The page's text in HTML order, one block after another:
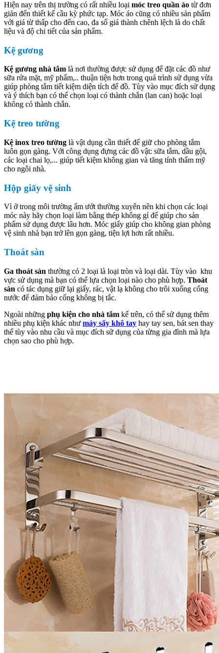
Hiện nay trên thị trường có rất nhiều loại móc treo quần áo từ đơn
giản đến thiết kế cầu kỳ phức tạp. Móc áo cũng có nhiều sản phẩm
với giá từ thấp cho đến cao, đa số giá thành chênh lệch là do chất
liệu và độ chi tiết của sản phẩm.
Kệ gương
Kệ gương nhà tắm là nơi thường được sử dụng để đặt các đồ như
sữa rửa mặt, mỹ phẩm,.. thuận tiện hơn trong quá trình sử dụng vừa
giúp phòng tắm tiết kiệm diện tích để đồ. Tùy vào mục đích sử dụng
và ý thích bạn có thể chọn loại có thành chắn (lan can) hoặc loại
không có thành chắn.
Kệ treo tường
Kệ inox treo tường là vật dụng cần thiết để giữ cho phòng tắm
luôn gọn gàng. Với công dụng đựng các đồ vật: sữa tắm, dầu gội,
các loại chai lọ,... giúp tiết kiệm không gian và tăng tính thẩm mỹ
cho ngôi nhà.
Hộp giấy vệ sinh
Vì ở trong môi trường ẩm ướt thường xuyên nên khi chọn các loại
móc này hãy chọn loại làm bằng thép không gỉ để giúp cho sản
phẩm sử dụng được lâu hơn. Móc giấy giúp cho không gian phòng
vệ sinh nhà bạn trở lên gọn gàng, tiện lợi hơn rất nhiều.
Thoát sàn
Ga thoát sàn thường có 2 loại là loại tròn và loại dài. Tùy vào khu
vực sử dụng mà bạn có thể lựa chọn loại nào cho phù hợp. Thoát
sàn có tác dụng giữ lại giấy, rác, vật lạ không cho trôi xuống cống
nước để đảm bảo cống không bị tắc.
Ngoài những phụ kiện cho nhà tắm kể trên, có thể sử dụng thêm
nhiều phụ kiện khác như máy sấy khô tay hay tay sen, bát sen thay
thế tùy vào nhu cầu và mục đích sử dụng của từng gia đình mà lựa
chọn sao cho phù hợp.